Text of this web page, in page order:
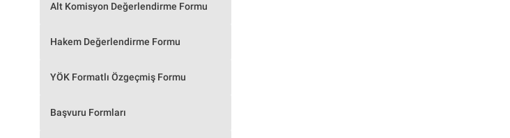
Alt Komisyon Değerlendirme Formu
Hakem Değerlendirme Formu
YÖK Formatlı Özgeçmiş Formu
Başvuru Formları